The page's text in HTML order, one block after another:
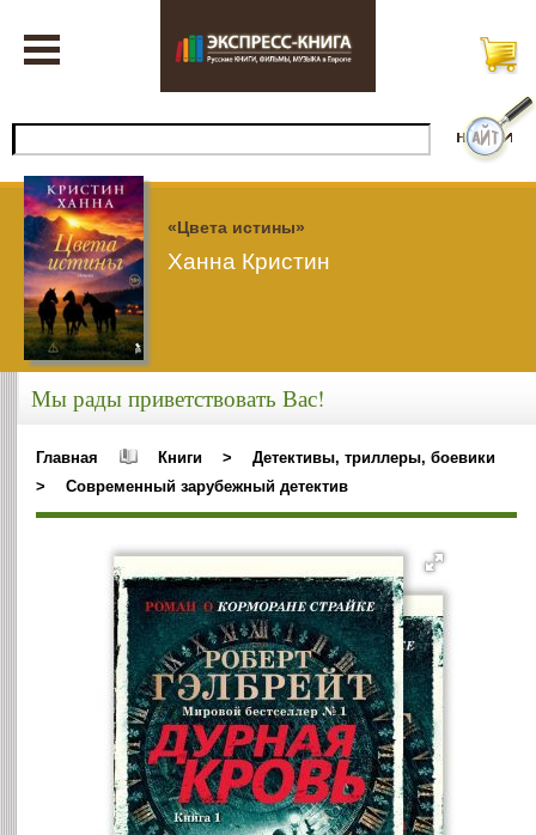
«Цвета истины»
Ханна Кристин
Мы рады приветствовать Вас!
Главная Книги >
Детективы, триллеры, боевики
>
Современный зарубежный детектив